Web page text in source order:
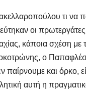
τι να
οι
κάποια σχέση
ο
παίρνουμε και όρκο,
αυτή η